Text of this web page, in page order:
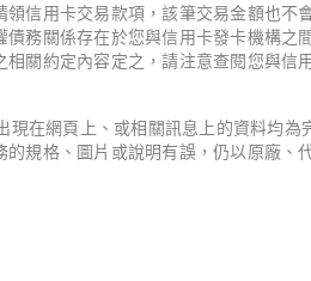
領信用卡交易款項，該筆交易金額也不
務關係存在於您與信用卡發卡機構之
關約定內容定之，請注意查閱您與信
現在網頁上、或相關訊息上的資料均為
規格、圖片或說明有誤，仍以原廠、